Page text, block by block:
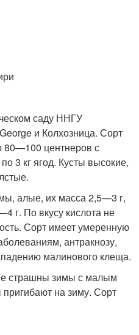
саду ННГУ
и Колхозница. Сорт
80—100 центнеров с
3 кг ягод. Кусты высокие,
алые, их масса 2,5—3 г,
г. По вкусу кислота не
Сорт имеет умеренную
антракнозу,
малинового клеща.
страшны зимы с малым
пригибают на зиму. Сорт